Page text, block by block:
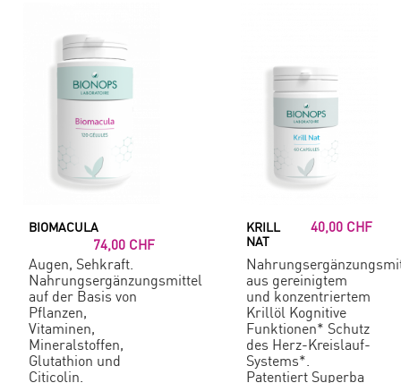
BIOMACULA
74,00 CHF
Augen, Sehkraft.
Nahrungsergänzungsmittel
auf der Basis von
Pflanzen,
Vitaminen,
Mineralstoffen,
Glutathion und
Citicolin.
KRILL
NAT
40,00 CHF
aus gereinigtem
und konzentriertem
Krillöl Kognitive
Funktionen* Schutz
des Herz-Kreislauf-
Systems*.
Patentiert Superba